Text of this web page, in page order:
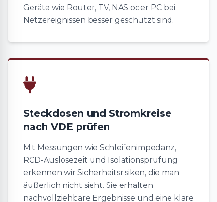
Geräte wie Router, TV, NAS oder PC bei
Netzereignissen besser geschützt sind.
Steckdosen und Stromkreise
nach VDE prüfen
Mit Messungen wie Schleifenimpedanz,
RCD-Auslösezeit und Isolationsprüfung
erkennen wir Sicherheitsrisiken, die man
äußerlich nicht sieht. Sie erhalten
nachvollziehbare Ergebnisse und eine klare